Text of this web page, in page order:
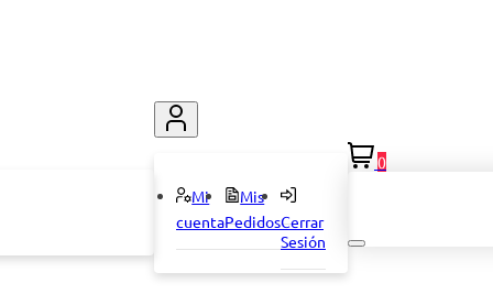
Mi
cuenta
Mis
PedidosCerrar
Sesión
0